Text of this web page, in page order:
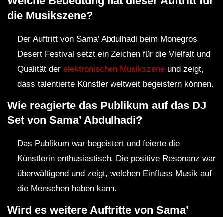
die Musikszene?
Der Auftritt von Sama’ Abdulhadi beim Monegros
Desert Festival setzt ein Zeichen für die Vielfalt und
Qualität der elektronischen Musikszene und zeigt,
dass talentierte Künstler weltweit begeistern können.
Wie reagierte das Publikum auf das DJ
Set von Sama’ Abdulhadi?
Das Publikum war begeistert und feierte die
Künstlerin enthusiastisch. Die positive Resonanz war
überwältigend und zeigt, welchen Einfluss Musik auf
die Menschen haben kann.
Wird es weitere Auftritte von Sama’